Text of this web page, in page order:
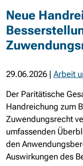
Neue
29.06.2026 | Arbeit
Der Paritätische
Handreichung zum
Zuwendungsrecht
umfassenden
den
Auswirkungen des